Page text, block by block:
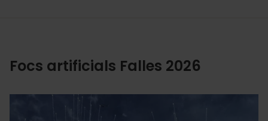
Focs artificials Falles 2026